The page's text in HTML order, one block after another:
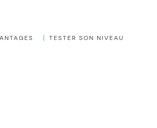
TESTER SON NIVEAU